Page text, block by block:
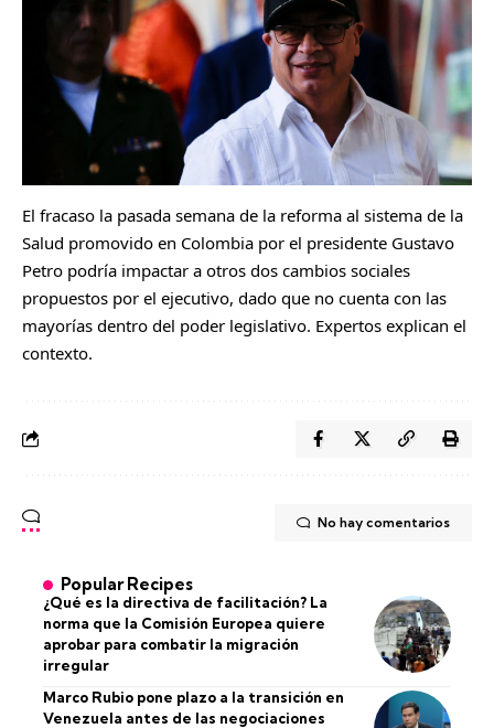
El fracaso la pasada semana de la reforma al sistema de la
Salud promovido en Colombia por el presidente Gustavo
Petro podría impactar a otros dos cambios sociales
propuestos por el ejecutivo, dado que no cuenta con las
mayorías dentro del poder legislativo. Expertos explican el
contexto.
No hay comentarios
Popular Recipes
¿Qué es la directiva de facilitación? La
norma que la Comisión Europea quiere
aprobar para combatir la migración
irregular
Marco Rubio pone plazo a la transición en
Venezuela antes de las negociaciones